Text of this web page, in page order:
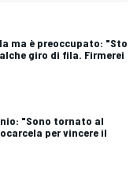
ma è preoccupato: "Sto
giro di fila. Firmerei
"Sono tornato al
per vincere il